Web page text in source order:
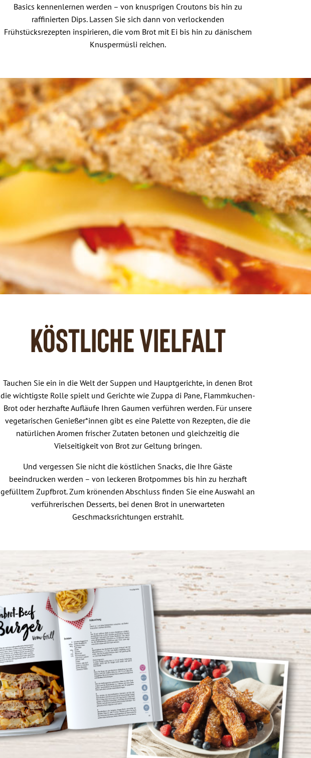
Basics kennenlernen werden – von knusprigen Croutons bis hin zu
raffinierten Dips. Lassen Sie sich dann von verlockenden
Frühstücksrezepten inspirieren, die vom Brot mit Ei bis hin zu dänischem
Knuspermüsli reichen.
Köstliche Vielfalt
Tauchen Sie ein in die Welt der Suppen und Hauptgerichte, in denen Brot
die wichtigste Rolle spielt und Gerichte wie Zuppa di Pane, Flammkuchen-
Brot oder herzhafte Aufläufe Ihren Gaumen verführen werden. Für unsere
vegetarischen Genießer*innen gibt es eine Palette von Rezepten, die die
natürlichen Aromen frischer Zutaten betonen und gleichzeitig die
Vielseitigkeit von Brot zur Geltung bringen.
Und vergessen Sie nicht die köstlichen Snacks, die Ihre Gäste
beeindrucken werden – von leckeren Brotpommes bis hin zu herzhaft
gefülltem Zupfbrot. Zum krönenden Abschluss finden Sie eine Auswahl an
verführerischen Desserts, bei denen Brot in unerwarteten
Geschmacksrichtungen erstrahlt.